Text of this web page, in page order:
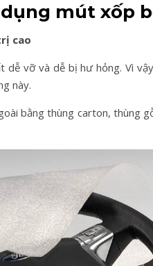
mút xốp
cao
dễ vỡ và dễ bị hư hỏng. Vì
này.
bằng thùng carton, thùng